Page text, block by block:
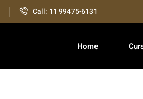
Call: 11 99475-6131
Home